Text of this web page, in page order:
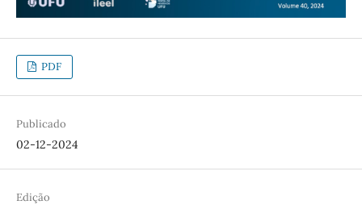
PDF
Publicado
02-12-2024
Edição